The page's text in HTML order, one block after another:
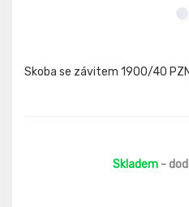
Skoba se závitem 1900/40 PZN
Skladem -